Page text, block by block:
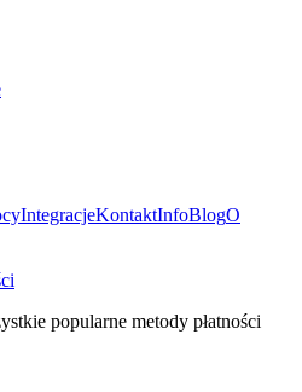
IntegracjeKontaktInfoBlogO
popularne metody płatności